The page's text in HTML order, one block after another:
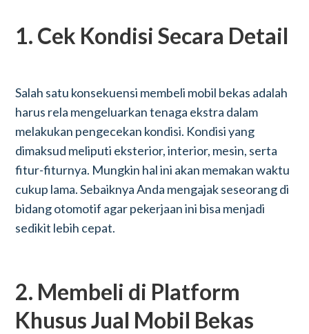
1. Cek Kondisi Secara Detail
Salah satu konsekuensi membeli mobil bekas adalah
harus rela mengeluarkan tenaga ekstra dalam
melakukan pengecekan kondisi. Kondisi yang
dimaksud meliputi eksterior, interior, mesin, serta
fitur-fiturnya. Mungkin hal ini akan memakan waktu
cukup lama. Sebaiknya Anda mengajak seseorang di
bidang otomotif agar pekerjaan ini bisa menjadi
sedikit lebih cepat.
2. Membeli di Platform
Khusus Jual Mobil Bekas